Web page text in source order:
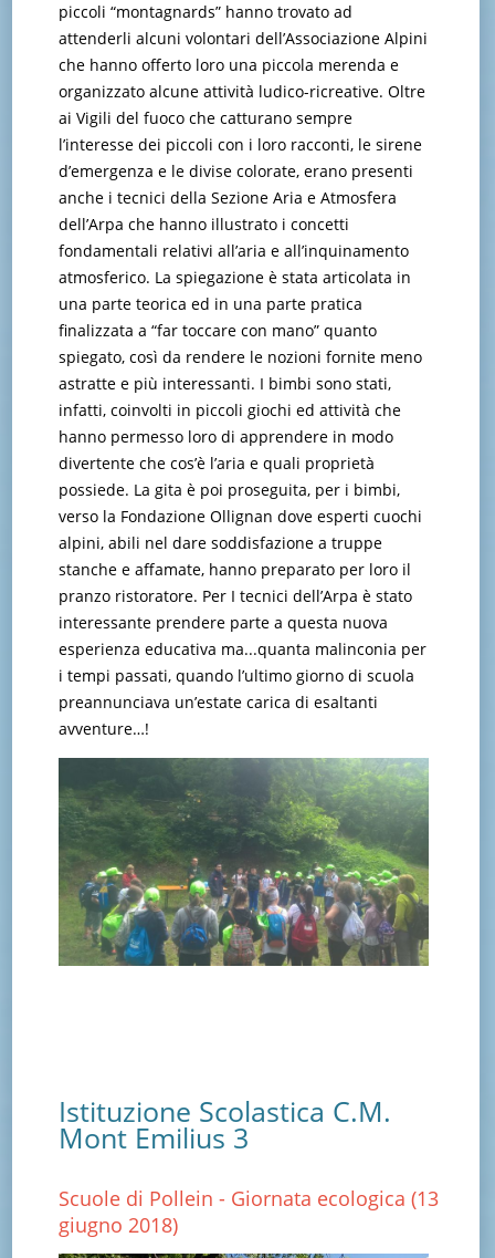
piccoli “montagnards” hanno trovato ad
attenderli alcuni volontari dell’Associazione Alpini
che hanno offerto loro una piccola merenda e
organizzato alcune attività ludico-ricreative. Oltre
ai Vigili del fuoco che catturano sempre
l’interesse dei piccoli con i loro racconti, le sirene
d’emergenza e le divise colorate, erano presenti
anche i tecnici della Sezione Aria e Atmosfera
dell’Arpa che hanno illustrato i concetti
fondamentali relativi all’aria e all’inquinamento
atmosferico. La spiegazione è stata articolata in
una parte teorica ed in una parte pratica
finalizzata a “far toccare con mano” quanto
spiegato, così da rendere le nozioni fornite meno
astratte e più interessanti. I bimbi sono stati,
infatti, coinvolti in piccoli giochi ed attività che
hanno permesso loro di apprendere in modo
divertente che cos’è l’aria e quali proprietà
possiede. La gita è poi proseguita, per i bimbi,
verso la Fondazione Ollignan dove esperti cuochi
alpini, abili nel dare soddisfazione a truppe
stanche e affamate, hanno preparato per loro il
pranzo ristoratore. Per I tecnici dell’Arpa è stato
interessante prendere parte a questa nuova
esperienza educativa ma...quanta malinconia per
i tempi passati, quando l’ultimo giorno di scuola
preannunciava un’estate carica di esaltanti
avventure…!
Istituzione Scolastica C.M.
Mont Emilius 3
Scuole di Pollein - Giornata ecologica (13
giugno 2018)